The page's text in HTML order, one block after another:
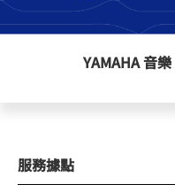
YAMAHA 音樂
服務據點